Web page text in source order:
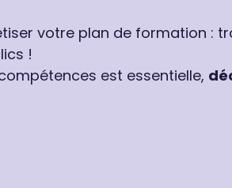
votre plan de formation :
!
est essentielle,